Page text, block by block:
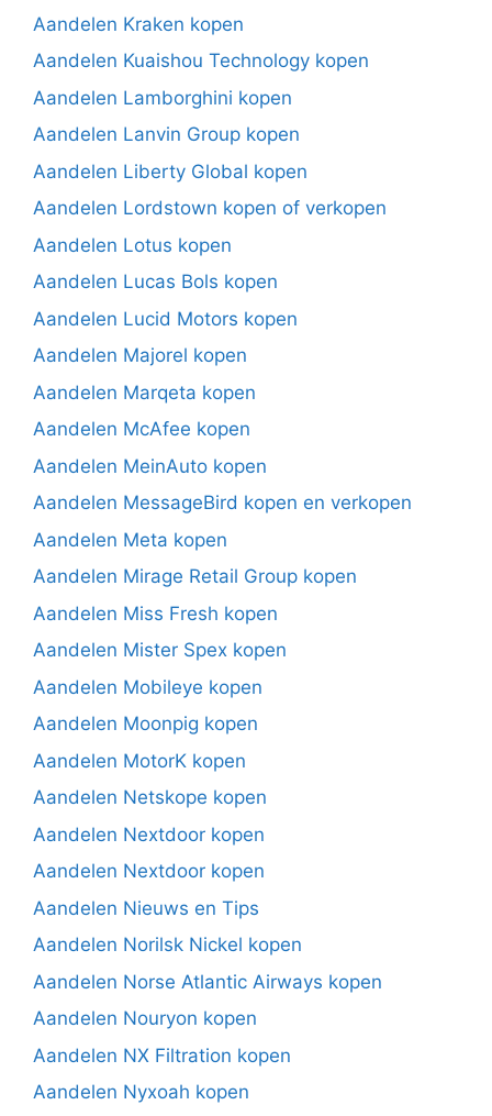
Aandelen Kraken kopen
Aandelen Kuaishou Technology kopen
Aandelen Lamborghini kopen
Aandelen Lanvin Group kopen
Aandelen Liberty Global kopen
Aandelen Lordstown kopen of verkopen
Aandelen Lotus kopen
Aandelen Lucas Bols kopen
Aandelen Lucid Motors kopen
Aandelen Majorel kopen
Aandelen Marqeta kopen
Aandelen McAfee kopen
Aandelen MeinAuto kopen
Aandelen MessageBird kopen en verkopen
Aandelen Meta kopen
Aandelen Mirage Retail Group kopen
Aandelen Miss Fresh kopen
Aandelen Mister Spex kopen
Aandelen Mobileye kopen
Aandelen Moonpig kopen
Aandelen MotorK kopen
Aandelen Netskope kopen
Aandelen Nextdoor kopen
Aandelen Nextdoor kopen
Aandelen Nieuws en Tips
Aandelen Norilsk Nickel kopen
Aandelen Norse Atlantic Airways kopen
Aandelen Nouryon kopen
Aandelen NX Filtration kopen
Aandelen Nyxoah kopen